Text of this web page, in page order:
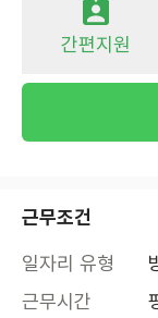
간편지원
근무조건
일자리 유형
근무시간